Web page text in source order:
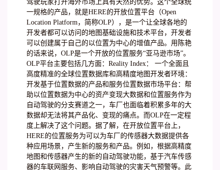
驾驶玩家打开海外市场上具有天然的优势。这个全球统
一规格的产品，就是HERE的开放位置平台（Open
Location Platform，简称OLP），是一个让全球各地的
开发者都可以访问的地图基础设施和技术平台，开发者
可以创建属于自己的以位置为中心的增值产品。用陈艳
的话来说，OLP是一个开放的位置服务“亚马逊市场”。
OLP平台主要包括几方面：Reality Index： 一个全面且
高度精准的全球位置数据库和高精度地图开发者环境：
开发基于位置数据的产品和服务位置数据市场平台：帮
助以位置数据为中心的资产变现大数据和位置服务作为
自动驾驶的分支赛道之一，车厂也面临着积累多年的大
数据却无法将其产品化、变现的痛点。而OLP在一定程
度上解决了这个问题。据了解，在开放位置平台上，
HERE的位置服务为可以为车厂的传感器大数据提供各
种应用场景，产生新的服务和产品。例如，根据高精度
地图和传感器产生的新的自动驾驶功能，基于汽车传感
器的车联网服务、影响自动驾驶的灾害天气预警等。此